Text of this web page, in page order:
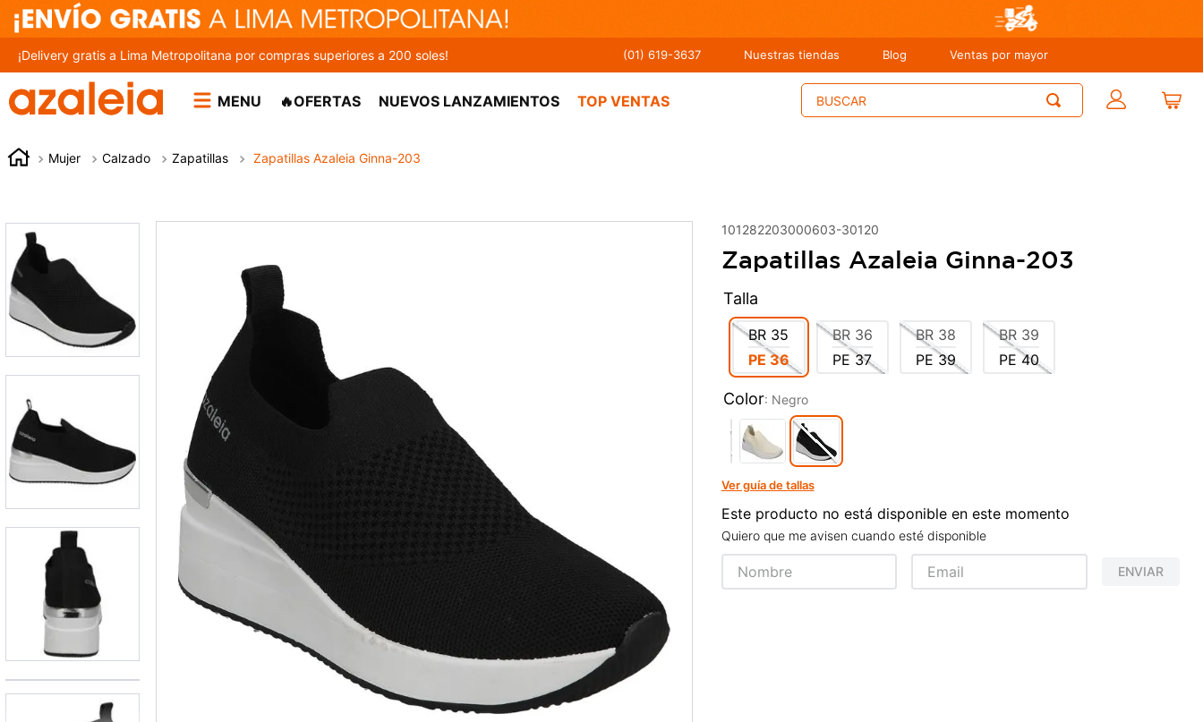
¡Delivery gratis a Lima Metropolitana por compras superiores a 200 soles! (01) 619-3637 Nuestras tiendas Blog Ventas por mayor
MENU 🔥OFERTAS NUEVOS LANZAMIENTOS TOP VENTAS
Buscar
Mujer Calzado Zapatillas Zapatillas Azaleia Ginna-203
101282203000603-30120
Zapatillas Azaleia Ginna-203
Talla
BR 35
PE 36
BR 36
PE37
BR 38
PE 39
BR 39
PE 40
Color: Negro
Ver guía de tallas
Este producto no está disponible en este momento
Quiero que me avisen cuando esté disponible
ENVIAR